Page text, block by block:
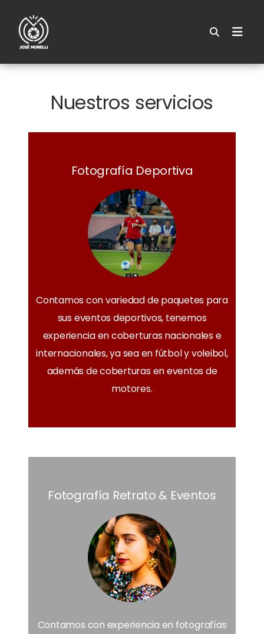
Nuestros servicios
Fotografía Deportiva
Contamos con variedad de paquetes para
sus eventos deportivos, tenemos
experiencia en coberturas nacionales e
internacionales, ya sea en fútbol y voleibol,
además de coberturas en eventos de
motores.
Fotografía Retrato & Eventos
Contamos con experiencia en fotografías